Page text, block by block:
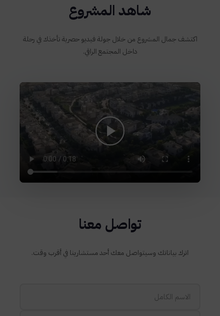
شاهد المشروع
اكتشف جمال المشروع من خلال جولة فيديو حصرية تأخذك في رحلة
داخل المجتمع الراقي.
تواصل معنا
اترك بياناتك وسيتواصل معك أحد مستشارينا في أقرب وقت.